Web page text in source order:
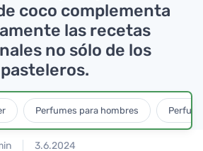
coco complementa
las recetas
no sólo de los
pasteleros.
Perfumes para hombres
3.6.2024